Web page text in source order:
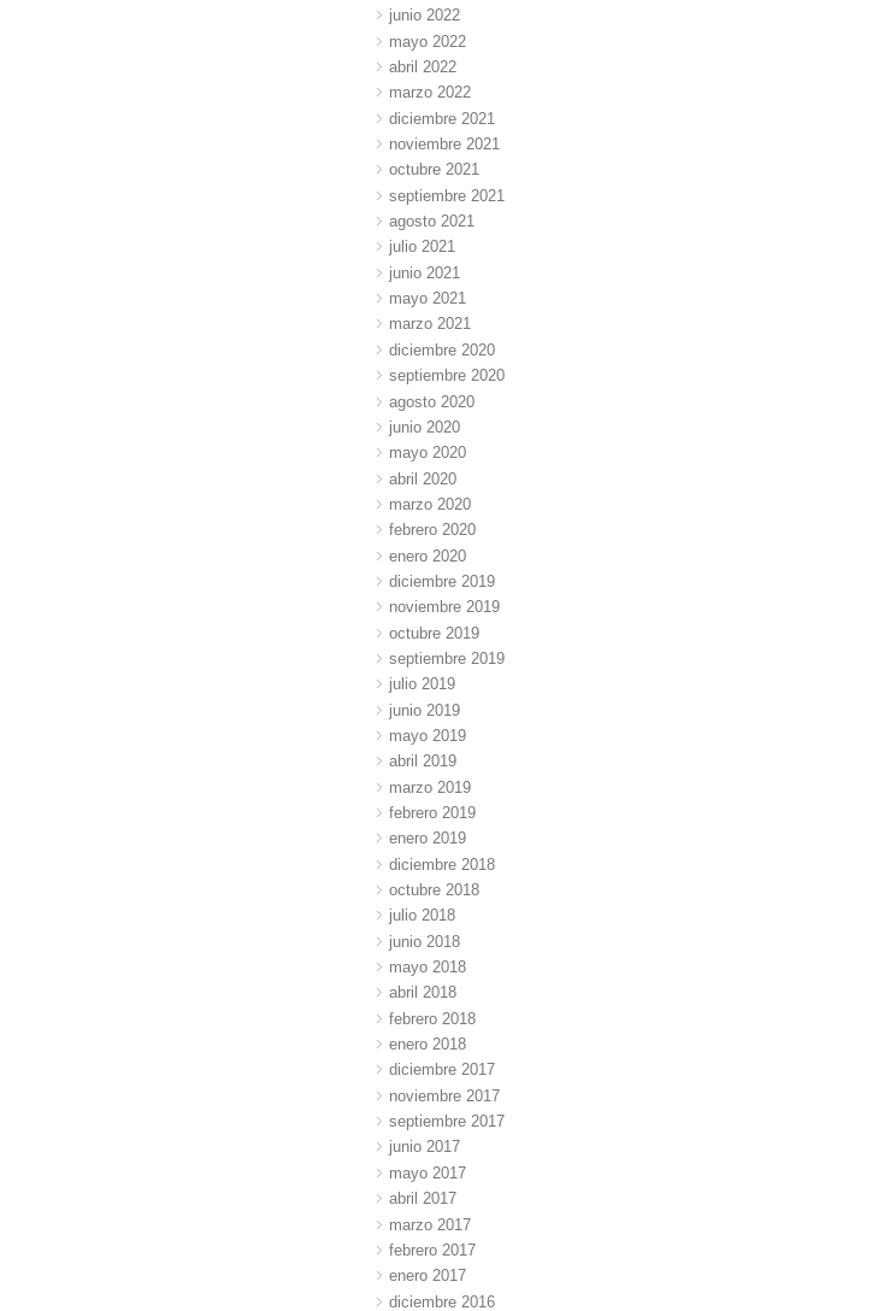
junio 2022
mayo 2022
abril 2022
marzo 2022
diciembre 2021
noviembre 2021
octubre 2021
septiembre 2021
agosto 2021
julio 2021
junio 2021
mayo 2021
marzo 2021
diciembre 2020
septiembre 2020
agosto 2020
junio 2020
mayo 2020
abril 2020
marzo 2020
febrero 2020
enero 2020
diciembre 2019
noviembre 2019
octubre 2019
septiembre 2019
julio 2019
junio 2019
mayo 2019
abril 2019
marzo 2019
febrero 2019
enero 2019
diciembre 2018
octubre 2018
julio 2018
junio 2018
mayo 2018
abril 2018
febrero 2018
enero 2018
diciembre 2017
noviembre 2017
septiembre 2017
junio 2017
mayo 2017
abril 2017
marzo 2017
febrero 2017
enero 2017
diciembre 2016